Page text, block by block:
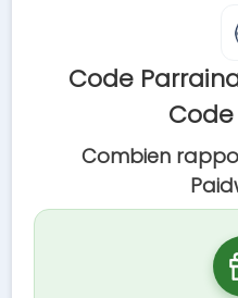
Code
Combien